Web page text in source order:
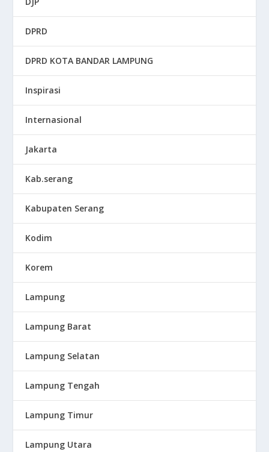
DPRD
DPRD KOTA BANDAR LAMPUNG
Inspirasi
Internasional
Jakarta
Kab.serang
Kabupaten Serang
Kodim
Korem
Lampung
Lampung Barat
Lampung Selatan
Lampung Tengah
Lampung Timur
Lampung Utara